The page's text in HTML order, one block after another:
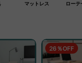
マットレス ロー
26％OFF